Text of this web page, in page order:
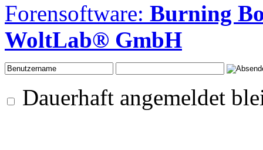
Forensoftware: Burning
WoltLab® GmbH
Dauerhaft angemeldet